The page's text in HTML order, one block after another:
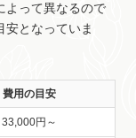
よって異なるので
安となっていま
費用の目安
33,000円～